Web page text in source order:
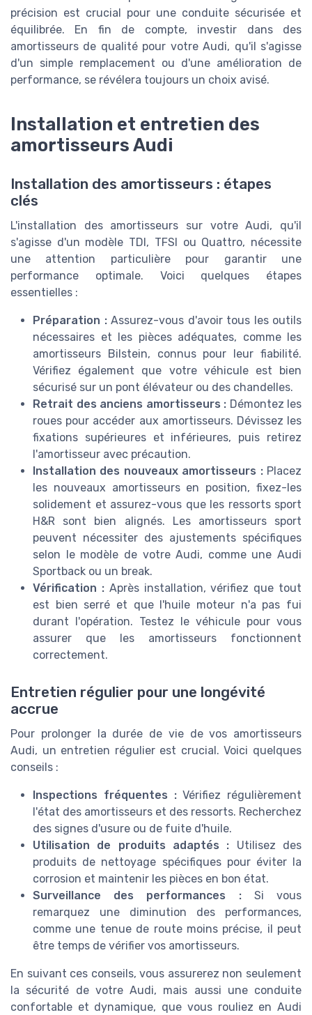
précision est crucial pour une conduite sécurisée et
équilibrée. En fin de compte, investir dans des
amortisseurs de qualité pour votre Audi, qu'il s'agisse
d'un simple remplacement ou d'une amélioration de
performance, se révélera toujours un choix avisé.
Installation et entretien des
amortisseurs Audi
Installation des amortisseurs : étapes
clés
L'installation des amortisseurs sur votre Audi, qu'il
s'agisse d'un modèle TDI, TFSI ou Quattro, nécessite
une attention particulière pour garantir une
performance optimale. Voici quelques étapes
essentielles :
Préparation :Assurez-vous d'avoir tous les outils
nécessaires et les pièces adéquates, comme les
amortisseurs Bilstein, connus pour leur fiabilité.
Vérifiez également que votre véhicule est bien
sécurisé sur un pont élévateur ou des chandelles.
Retrait des anciens amortisseurs : Démontez les
roues pour accéder aux amortisseurs. Dévissez les
fixations supérieures et inférieures, puis retirez
l'amortisseur avec précaution.
Installation des nouveaux amortisseurs :Placez
les nouveaux amortisseurs en position, fixez-les
solidement et assurez-vous que les ressorts sport
H&R sont bien alignés. Les amortisseurs sport
peuvent nécessiter des ajustements spécifiques
selon le modèle de votre Audi, comme une Audi
Sportback ou un break.
Vérification :Après installation, vérifiez que tout
est bien serré et que l'huile moteur n'a pas fui
durant l'opération. Testez le véhicule pour vous
assurer que les amortisseurs fonctionnent
correctement.
Entretien régulier pour une longévité
accrue
Pour prolonger la durée de vie de vos amortisseurs
Audi, un entretien régulier est crucial. Voici quelques
conseils :
Inspections fréquentes :Vérifiez régulièrement
l'état des amortisseurs et des ressorts. Recherchez
des signes d'usure ou de fuite d'huile.
Utilisation de produits adaptés : Utilisez des
produits de nettoyage spécifiques pour éviter la
corrosion et maintenir les pièces en bon état.
Surveillance des performances :Si vous
remarquez une diminution des performances,
comme une tenue de route moins précise, il peut
être temps de vérifier vos amortisseurs.
En suivant ces conseils, vous assurerez non seulement
la sécurité de votre Audi, mais aussi une conduite
confortable et dynamique, que vous rouliez en Audi